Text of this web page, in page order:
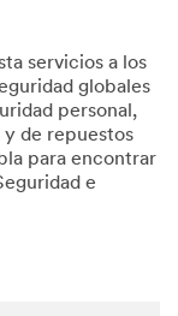
servicios a los
globales
personal,
y de repuestos
para encontrar
e